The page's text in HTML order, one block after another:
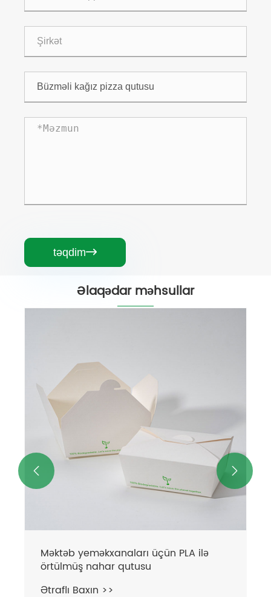
təqdim
Əlaqədar məhsullar
Astarlı Kağız Qutu
Ətraflı Baxın >>
 